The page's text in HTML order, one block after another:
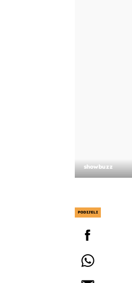
showbuzz
PODIJELI